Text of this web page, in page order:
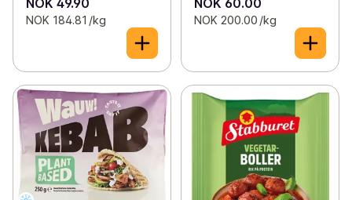
NOK 184.81 /kg NOK 200.00 /kg